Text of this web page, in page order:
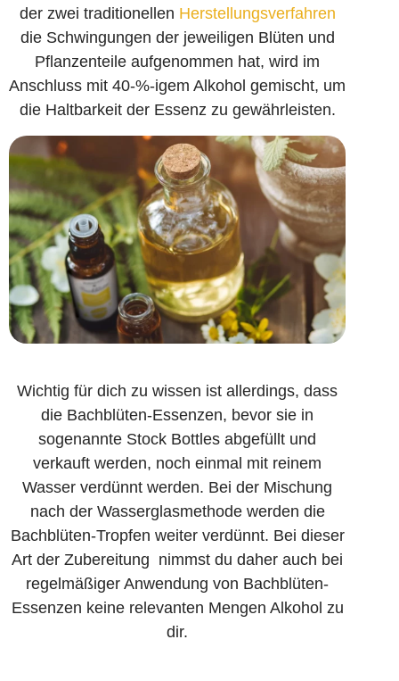
der zwei traditionellen Herstellungs­verfahren
die Schwingungen der jeweiligen Blüten und
Pflanzenteile aufgenommen hat, wird im
Anschluss mit 40-%-igem Alkohol gemischt, um
die Haltbarkeit der Essenz zu gewährleisten.
Wichtig für dich zu wissen ist allerdings, dass
die Bachblüten-Essenzen, bevor sie in
sogenannte Stock Bottles abgefüllt und
verkauft werden, noch einmal mit reinem
Wasser verdünnt werden. Bei der Mischung
nach der Wasserglas­methode werden die
Bachblüten-Tropfen weiter verdünnt. Bei dieser
Art der Zubereitung nimmst du daher auch bei
regelmäßiger Anwendung von Bachblüten-
Essenzen keine relevanten Mengen Alkohol zu
dir.